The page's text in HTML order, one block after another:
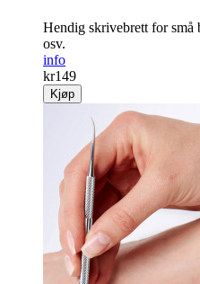
Hendig skrivebrett for små
osv.
info
kr149
Kjøp